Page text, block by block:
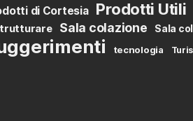
di Cortesia Prodotti Utili
Sala colazione Sala
tecnologia